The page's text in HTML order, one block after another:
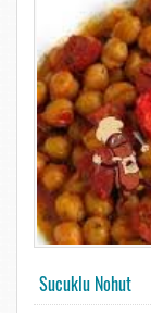
Sucuklu Nohut